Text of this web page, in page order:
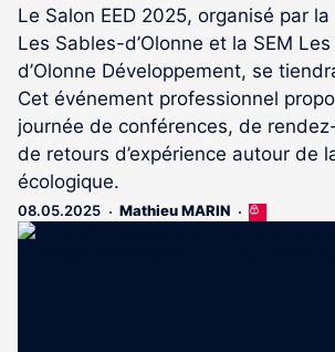
Le Salon EED 2025, organisé par
Les Sables-d’Olonne et la SEM
d’Olonne Développement, se
Cet événement professionnel
journée de conférences, de
de retours d’expérience autour de
écologique.
08.05.2025 Mathieu MARIN
Cet